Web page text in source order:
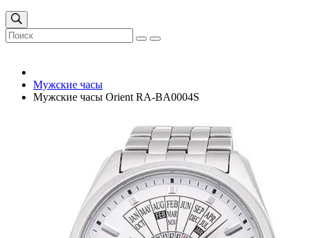
Мужские часы
Мужские часы Orient RA-BA0004S